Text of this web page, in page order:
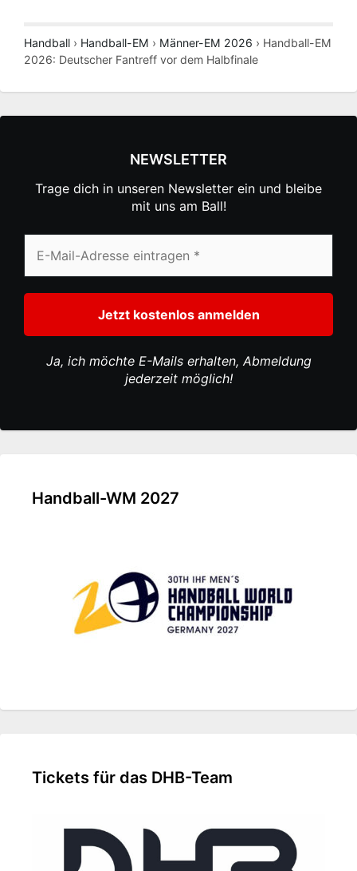
Handball › Handball-EM › Männer-EM 2026 › Handball-EM
2026: Deutscher Fantreff vor dem Halbfinale
NEWSLETTER
Trage dich in unseren Newsletter ein und bleibe
mit uns am Ball!
Ja, ich möchte E-Mails erhalten, Abmeldung
jederzeit möglich!
Handball-WM 2027
Tickets für das DHB-Team